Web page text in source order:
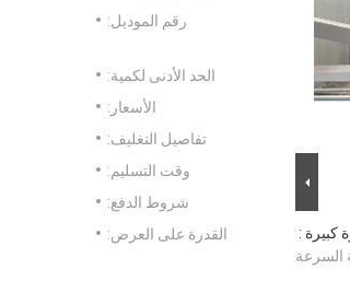
كبيرة :
السرعة
رقم الموديل:
الحد الأدنى لكمية:
الأسعار:
تفاصيل التغليف:
وقت التسليم:
شروط الدفع:
القدرة على العرض: